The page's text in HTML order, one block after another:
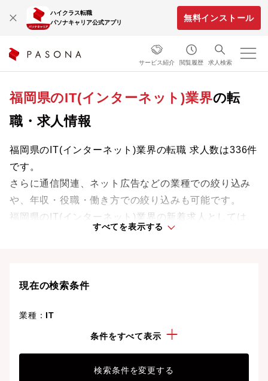
ハイクラス転職
パソナキャリア公式アプリ
無料インストール
サービス紹介 閲覧履歴 求人検索
福岡県のIT(インターネット)業界の転
職・求人情報
福岡県のIT(インターネット)業界の転職 求人数は336件
です。
さらに通信関連、ネット広告などの業種での絞り込み
や、年収・役職・働き方での絞り込みも可能です。
福岡県のIT(インターネット)業界の新着求人としては、
株式会社SmartHR・株式会社ラクスなどがあります。
すべてを表示する
現在の検索条件
業種： IT
条件をすべて表示
検索条件を変更する